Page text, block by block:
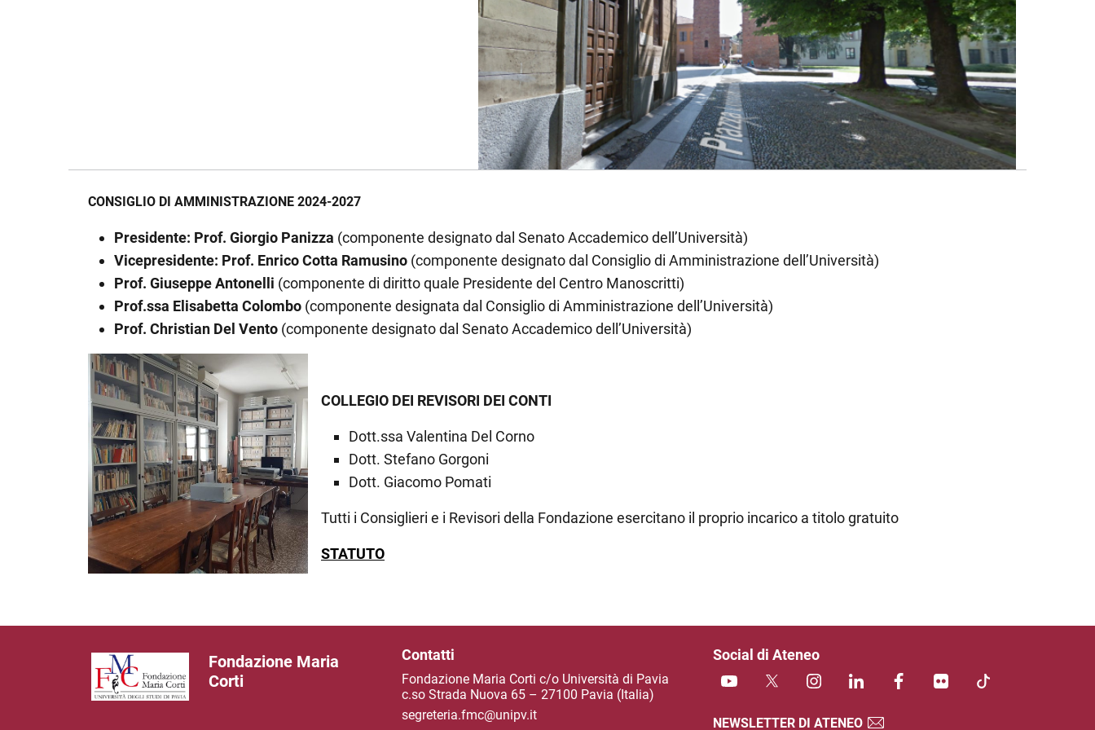
CONSIGLIO DI AMMINISTRAZIONE 2024-2027
Presidente: Prof. Giorgio Panizza (componente designato dal Senato Accademico dell’Università)
Vicepresidente: Prof. Enrico Cotta Ramusino (componente designato dal Consiglio di Amministrazione dell’Università)
Prof. Giuseppe Antonelli (componente di diritto quale Presidente del Centro Manoscritti)
Prof.ssa Elisabetta Colombo (componente designata dal Consiglio di Amministrazione dell’Università)
Prof. Christian Del Vento (componente designato dal Senato Accademico dell’Università)
COLLEGIO DEI REVISORI DEI CONTI
Dott.ssa Valentina Del Corno
Dott. Stefano Gorgoni
Dott. Giacomo Pomati
Tutti i Consiglieri e i Revisori della Fondazione esercitano il proprio incarico a titolo gratuito
STATUTO
Fondazione Maria
Corti
Contatti
Fondazione Maria Corti c/o Università di Pavia
c.so Strada Nuova 65 – 27100 Pavia (Italia)
segreteria.fmc@unipv.it
Social di Ateneo
NEWSLETTER DI ATENEO